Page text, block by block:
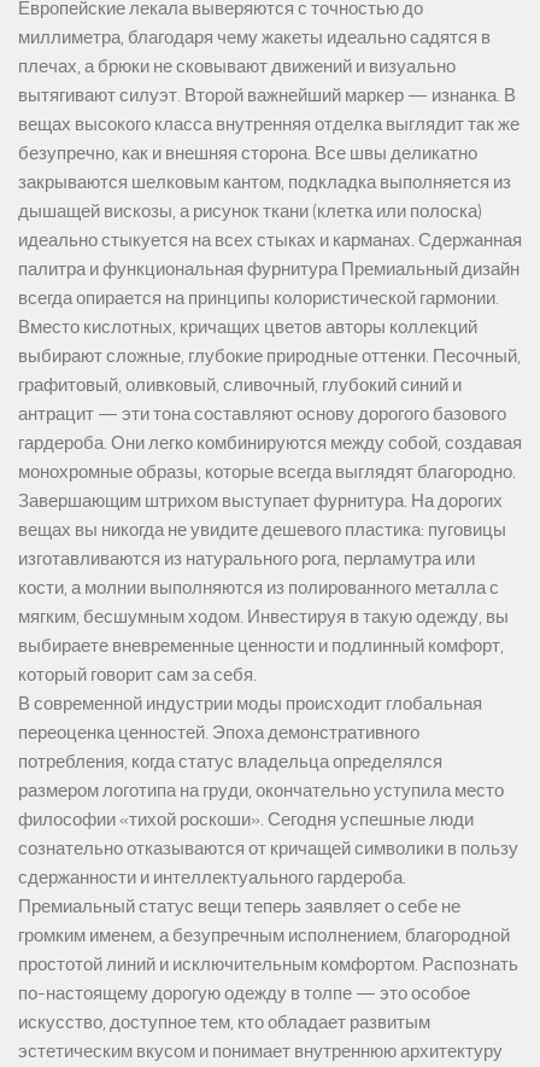
Европейские лекала выверяются с точностью до
миллиметра, благодаря чему жакеты идеально садятся в
плечах, а брюки не сковывают движений и визуально
вытягивают силуэт. Второй важнейший маркер — изнанка. В
вещах высокого класса внутренняя отделка выглядит так же
безупречно, как и внешняя сторона. Все швы деликатно
закрываются шелковым кантом, подкладка выполняется из
дышащей вискозы, а рисунок ткани (клетка или полоска)
идеально стыкуется на всех стыках и карманах. Сдержанная
палитра и функциональная фурнитура Премиальный дизайн
всегда опирается на принципы колористической гармонии.
Вместо кислотных, кричащих цветов авторы коллекций
выбирают сложные, глубокие природные оттенки. Песочный,
графитовый, оливковый, сливочный, глубокий синий и
антрацит — эти тона составляют основу дорогого базового
гардероба. Они легко комбинируются между собой, создавая
монохромные образы, которые всегда выглядят благородно.
Завершающим штрихом выступает фурнитура. На дорогих
вещах вы никогда не увидите дешевого пластика: пуговицы
изготавливаются из натурального рога, перламутра или
кости, а молнии выполняются из полированного металла с
мягким, бесшумным ходом. Инвестируя в такую одежду, вы
выбираете вневременные ценности и подлинный комфорт,
который говорит сам за себя.
В современной индустрии моды происходит глобальная
переоценка ценностей. Эпоха демонстративного
потребления, когда статус владельца определялся
размером логотипа на груди, окончательно уступила место
философии «тихой роскоши». Сегодня успешные люди
сознательно отказываются от кричащей символики в пользу
сдержанности и интеллектуального гардероба.
Премиальный статус вещи теперь заявляет о себе не
громким именем, а безупречным исполнением, благородной
простотой линий и исключительным комфортом. Распознать
по-настоящему дорогую одежду в толпе — это особое
искусство, доступное тем, кто обладает развитым
эстетическим вкусом и понимает внутреннюю архитектуру